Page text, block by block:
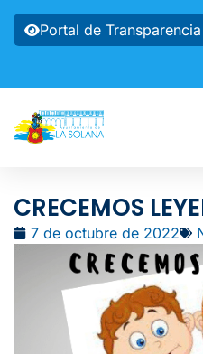
Portal de Transparencia
CRECEMOS
7 de octubre de 2022